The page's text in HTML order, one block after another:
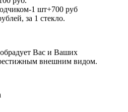
1 шт+700 руб
за 1 стекло.
Вас и Ваших
внешним видом.